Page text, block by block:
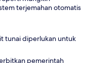
terjemahan otomatis
tunai diperlukan untuk
pemerintah